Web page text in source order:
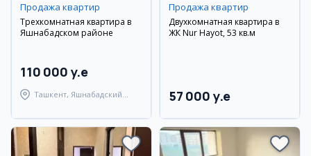
Продажа квартир
Трехкомнатная квартира в
Яшнабадском районе
110 000 y.e
Ташкент, Яшнабадский
Продажа квартир
Двухкомнатная квартира в
ЖК Nur Hayot, 53 кв.м
57 000 y.e